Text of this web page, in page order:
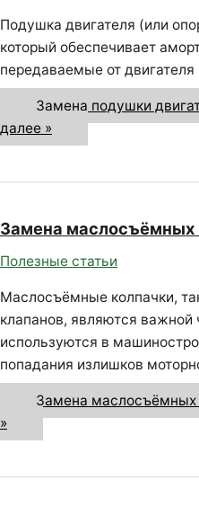
Подушка двигателя (или
который обеспечивает
передаваемые от двигателя
Замена подушки
далее »
Замена маслосъёмных
Полезные статьи
Маслосъёмные колпачки,
клапанов, являются
используются в
попадания излишков
Замена маслосъёмных
»